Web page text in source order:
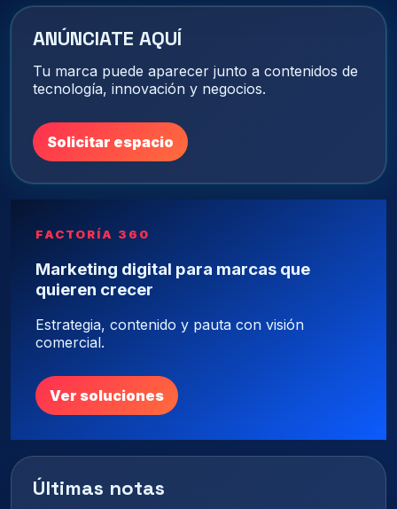
ANÚNCIATE AQUÍ
Tu marca puede aparecer junto a contenidos de
tecnología, innovación y negocios.
Solicitar espacio
FACTORÍA 360
Marketing digital para marcas que
quieren crecer
Estrategia, contenido y pauta con visión
comercial.
Ver soluciones
Últimas notas